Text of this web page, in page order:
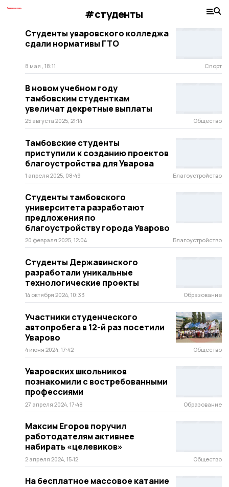
#студенты
Студенты уваровского колледжа
сдали нормативы ГТО
8 мая , 18:11 Спорт
В новом учебном году
тамбовским студенткам
увеличат декретные выплаты
25 августа 2025, 21:14 Общество
Тамбовские студенты
приступили к созданию проектов
благоустройства для Уварова
1 апреля 2025, 08:49 Благоустройство
Студенты тамбовского
университета разработают
предложения по
благоустройству города Уварово
20 февраля 2025, 12:04 Благоустройство
Студенты Державинского
разработали уникальные
технологические проекты
14 октября 2024, 10:33 Образование
Участники студенческого
автопробега в 12-й раз посетили
Уварово
4 июня 2024, 17:42 Общество
Уваровских школьников
познакомили с востребованными
профессиями
27 апреля 2024, 17:48 Образование
Максим Егоров поручил
работодателям активнее
набирать «целевиков»
2 апреля 2024, 15:12 Общество
На бесплатное массовое катание